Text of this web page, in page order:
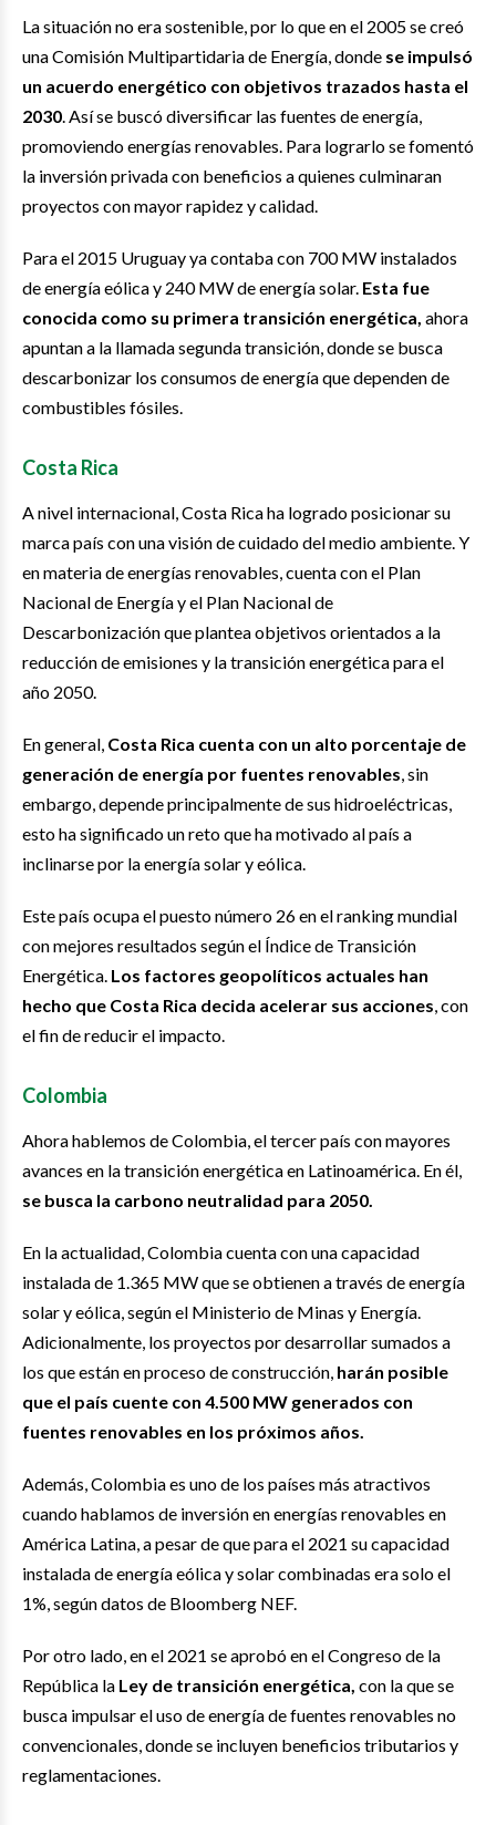
La situación no era sostenible, por lo que en el 2005 se creó
una Comisión Multipartidaria de Energía, donde se impulsó
un acuerdo energético con objetivos trazados hasta el
2030. Así se buscó diversificar las fuentes de energía,
promoviendo energías renovables. Para lograrlo se fomentó
la inversión privada con beneficios a quienes culminaran
proyectos con mayor rapidez y calidad.
Para el 2015 Uruguay ya contaba con 700 MW instalados
de energía eólica y 240 MW de energía solar. Esta fue
conocida como su primera transición energética, ahora
apuntan a la llamada segunda transición, donde se busca
descarbonizar los consumos de energía que dependen de
combustibles fósiles.
Costa Rica
A nivel internacional, Costa Rica ha logrado posicionar su
marca país con una visión de cuidado del medio ambiente. Y
en materia de energías renovables, cuenta con el Plan
Nacional de Energía y el Plan Nacional de
Descarbonización que plantea objetivos orientados a la
reducción de emisiones y la transición energética para el
año 2050.
En general, Costa Rica cuenta con un alto porcentaje de
generación de energía por fuentes renovables, sin
embargo, depende principalmente de sus hidroeléctricas,
esto ha significado un reto que ha motivado al país a
inclinarse por la energía solar y eólica.
Este país ocupa el puesto número 26 en el ranking mundial
con mejores resultados según el Índice de Transición
Energética. Los factores geopolíticos actuales han
hecho que Costa Rica decida acelerar sus acciones, con
el fin de reducir el impacto.
Colombia
Ahora hablemos de Colombia, el tercer país con mayores
avances en la transición energética en Latinoamérica. En él,
se busca la carbono neutralidad para 2050.
En la actualidad, Colombia cuenta con una capacidad
instalada de 1.365 MW que se obtienen a través de energía
solar y eólica, según el Ministerio de Minas y Energía.
Adicionalmente, los proyectos por desarrollar sumados a
los que están en proceso de construcción, harán posible
que el país cuente con 4.500 MW generados con
fuentes renovables en los próximos años.
Además, Colombia es uno de los países más atractivos
cuando hablamos de inversión en energías renovables en
América Latina, a pesar de que para el 2021 su capacidad
instalada de energía eólica y solar combinadas era solo el
1%, según datos de Bloomberg NEF.
Por otro lado, en el 2021 se aprobó en el Congreso de la
República la Ley de transición energética, con la que se
busca impulsar el uso de energía de fuentes renovables no
convencionales, donde se incluyen beneficios tributarios y
reglamentaciones.